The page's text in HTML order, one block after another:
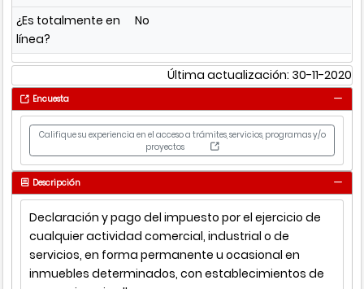
¿Es totalmente en
línea?
No
Última actualización: 30-11-2020
Encuesta
Califique su experiencia en el acceso a trámites, servicios, programas y/o
proyectos
Descripción
Declaración y pago del impuesto por el ejercicio de
cualquier actividad comercial, industrial o de
servicios, en forma permanente u ocasional en
inmuebles determinados, con establecimientos de